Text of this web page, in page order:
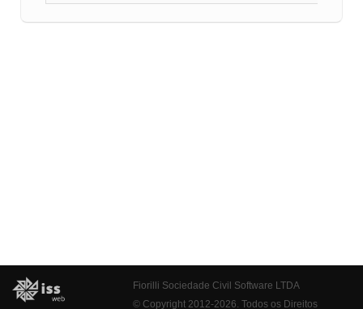
Fiorilli Sociedade Civil Software LTDA
© Copyright 2012-2026. Todos os Direitos